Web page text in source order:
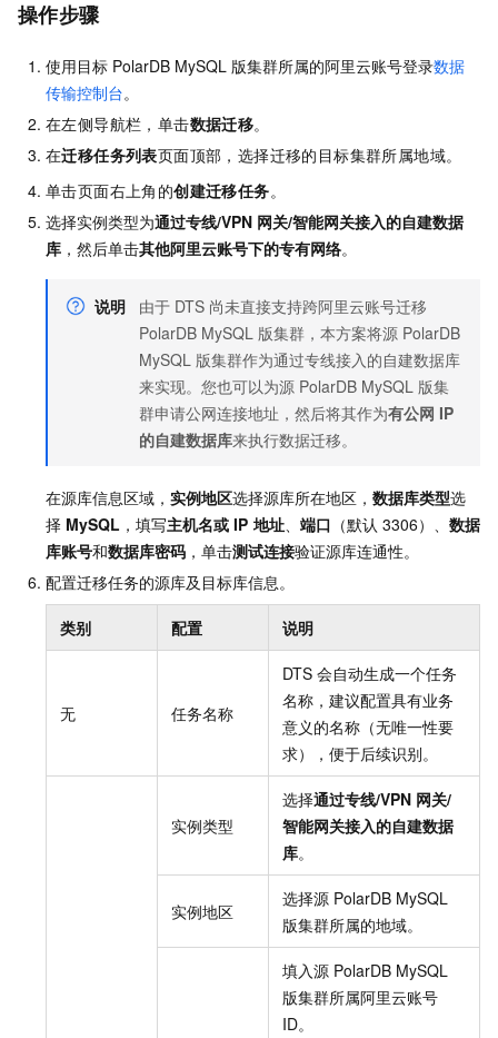
操作步骤
使用目标 PolarDB MySQL 版集群所属的阿里云账号登录数据
传输控制台。
在左侧导航栏，单击数据迁移。
在迁移任务列表页面顶部，选择迁移的目标集群所属地域。
单击页面右上角的创建迁移任务。
选择实例类型为通过专线/VPN 网关/智能网关接入的自建数据
库 ，然后单击其他阿里云账号下的专有网络。
说明 由于 DTS 尚未直接支持跨阿里云账号迁移
PolarDB MySQL 版集群，本方案将源 PolarDB
MySQL 版集群作为通过专线接入的自建数据库
来实现。您也可以为源 PolarDB MySQL 版集
群申请公网连接地址，然后将其作为有公网 IP
的自建数据库来执行数据迁移。
在源库信息区域， 实例地区选择源库所在地区， 数据库类型选
择 MySQL ，填写主机名或 IP 地址、 端口 （默认 3306）、 数据
库账号和数据库密码 ，单击测试连接验证源库连通性。
配置迁移任务的源库及目标库信息。
类别 配置 说明
无 任务名称
DTS 会自动生成一个任务
名称，建议配置具有业务
意义的名称（无唯一性要
求），便于后续识别。
实例类型
选择通过专线/VPN 网关/
智能网关接入的自建数据
库。
实例地区
选择源 PolarDB MySQL
版集群所属的地域。
填入源 PolarDB MySQL
版集群所属阿里云账号
ID。